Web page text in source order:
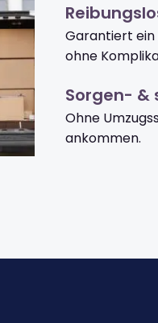
Garantiert ein
ohne
Sorgen- &
Ohne
ankommen.